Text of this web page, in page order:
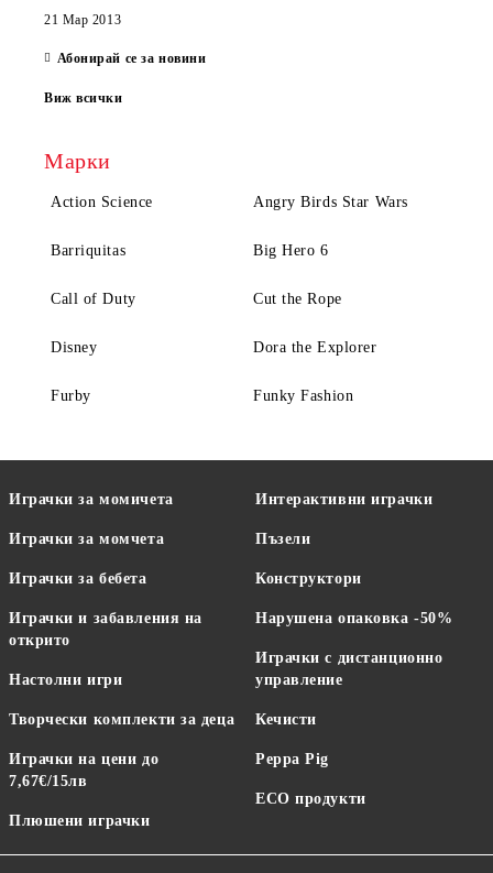
21 Мар 2013
Абонирай се за новини
Виж всички
Марки
Action Science Angry Birds Star Wars
Barriquitas Big Hero 6
Call of Duty Cut the Rope
Disney Dora the Explorer
Furby Funky Fashion
Играчки за момичета
Играчки за момчета
Играчки за бебета
Играчки и забавления на
открито
Настолни игри
Творчески комплекти за деца
Играчки на цени до
7,67€/15лв
Плюшени играчки
Интерактивни играчки
Пъзели
Конструктори
Нарушена опаковка -50%
Играчки с дистанционно
управление
Кечисти
Peppa Pig
ECO продукти